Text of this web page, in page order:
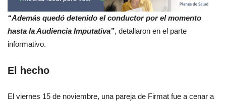
“Además quedó detenido el conductor por el momento
hasta la Audiencia Imputativa”, detallaron en el parte
informativo.
El hecho
El viernes 15 de noviembre, una pareja de Firmat fue a cenar a